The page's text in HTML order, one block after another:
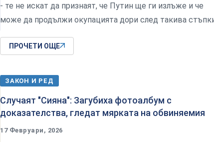
- те не искат да признаят, че Путин ще ги излъже и че
може да продължи окупацията дори след такива
ПРОЧЕТИ ОЩЕ
ЗАКОН И РЕД
Случаят "Сияна": Загубиха фотоалбум с
доказателства, гледат мярката на обвиняемия
17 Февруари, 2026